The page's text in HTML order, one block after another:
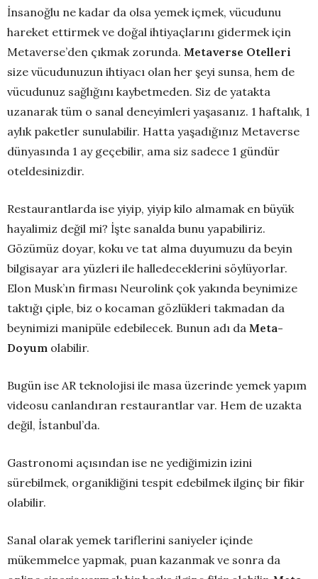
İnsanoğlu ne kadar da olsa yemek içmek, vücudunu
hareket ettirmek ve doğal ihtiyaçlarını gidermek için
Metaverse’den çıkmak zorunda. Metaverse Otelleri
size vücudunuzun ihtiyacı olan her şeyi sunsa, hem de
vücudunuz sağlığını kaybetmeden. Siz de yatakta
uzanarak tüm o sanal deneyimleri yaşasanız. 1 haftalık, 1
aylık paketler sunulabilir. Hatta yaşadığınız Metaverse
dünyasında 1 ay geçebilir, ama siz sadece 1 gündür
oteldesinizdir.
Restaurantlarda ise yiyip, yiyip kilo almamak en büyük
hayalimiz değil mi? İşte sanalda bunu yapabiliriz.
Gözümüz doyar, koku ve tat alma duyumuzu da beyin
bilgisayar ara yüzleri ile halledeceklerini söylüyorlar.
Elon Musk’ın firması Neurolink çok yakında beynimize
taktığı çiple, biz o kocaman gözlükleri takmadan da
beynimizi manipüle edebilecek. Bunun adı da Meta-
Doyum olabilir.
Bugün ise AR teknolojisi ile masa üzerinde yemek yapım
videosu canlandıran restaurantlar var. Hem de uzakta
değil, İstanbul’da.
Gastronomi açısından ise ne yediğimizin izini
sürebilmek, organikliğini tespit edebilmek ilginç bir fikir
olabilir.
Sanal olarak yemek tariflerini saniyeler içinde
mükemmelce yapmak, puan kazanmak ve sonra da